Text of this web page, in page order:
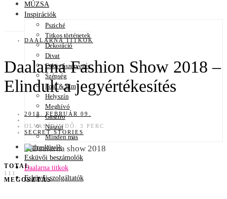
MÚZSA
Inspirációk
Psziché
Titkos történetek
Dekoráció
Divat
Esküvőszervezés
Szépség
Fotó & film
Helyszín
Meghívó
Gasztro
Nászút
Minden más
Sztáresküvők
Esküvői beszámolók
Daalarna titkok
Esküvői szolgáltatók
DAALARNA TITKOK
Daalarna Fashion Show 2018 –
Elindult a jegyértékesítés
2018. FEBRUÁR 09.
OLVASÁSI IDŐ: 3 PERC
SECRET STORIES
TOTAL
111
MEGOSZTÁS